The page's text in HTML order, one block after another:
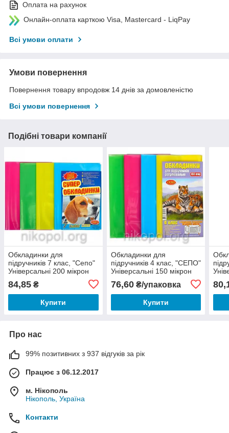
Оплата на рахунок
Онлайн-оплата карткою Visa, Mastercard - LiqPay
Всі умови оплати
Умови повернення
Повернення товару впродовж 14 днів за домовленістю
Всі умови повернення
Подібні товари компанії
Обкладинки для
підручників 7 клас, "Сепо"
Універсальні 200 мікрон
84,85 ₴
Купити
Обкладинки для
підручників 4 клас, "СЕПО"
Універсальні 150 мікрон
76,60₴/упаковка
Купити
Про нас
99% позитивних з 937 відгуків за рік
Працює з 06.12.2017
м. Нікополь
Нікополь, Україна
Контакти